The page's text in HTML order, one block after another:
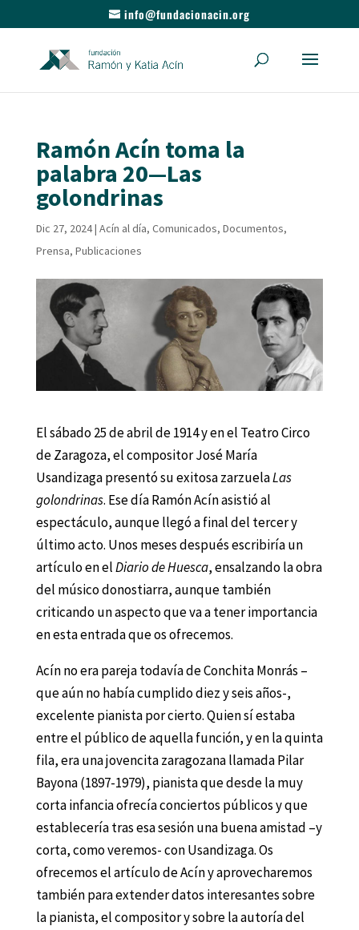
info@fundacionacin.org
Ramón Acín toma la
palabra 20—Las
golondrinas
Dic 27, 2024| Acín al día, Comunicados, Documentos,
Prensa, Publicaciones
El sábado 25 de abril de 1914 y en el Teatro Circo
de Zaragoza, el compositor José María
Usandizaga presentó su exitosa zarzuelaLas
golondrinas. Ese día Ramón Acín asistió al
espectáculo, aunque llegó a final del tercer y
último acto. Unos meses después escribiría un
artículo en elDiario de Huesca, ensalzando la obra
del músico donostiarra, aunque también
criticando un aspecto que va a tener importancia
en esta entrada que os ofrecemos.
Acín no era pareja todavía de Conchita Monrás –
que aún no había cumplido diez y seis años-,
excelente pianista por cierto. Quien sí estaba
entre el público de aquella función, y en la quinta
fila, era una jovencita zaragozana llamada Pilar
Bayona (1897-1979), pianista que desde la muy
corta infancia ofrecía conciertos públicos y que
establecería tras esa sesión una buena amistad –y
corta, como veremos- con Usandizaga. Os
ofrecemos el artículo de Acín y aprovecharemos
también para extender datos interesantes sobre
la pianista, el compositor y sobre la autoría del